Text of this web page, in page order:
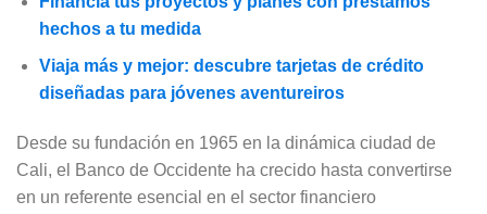
hechos a tu medida
Viaja más y mejor: descubre tarjetas de crédito
diseñadas para jóvenes aventureiros
Desde su fundación en 1965 en la dinámica ciudad de
Cali, el Banco de Occidente ha crecido hasta convertirse
en un referente esencial en el sector financiero